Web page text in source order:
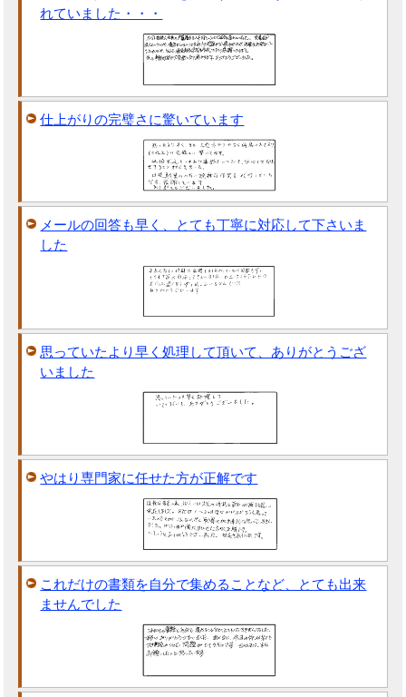
れていました・・・
仕上がりの完璧さに驚いています
メールの回答も早く、とても丁寧に対応して下さいま
した
思っていたより早く処理して頂いて、ありがとうござ
いました
やはり専門家に任せた方が正解です
これだけの書類を自分で集めることなど、とても出来
ませんでした